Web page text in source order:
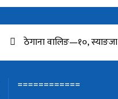
ठेगाना वालिङ—१०, स्याङजा
============